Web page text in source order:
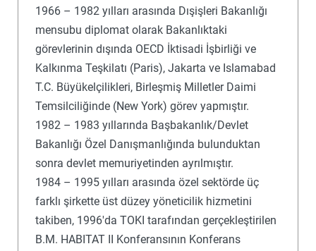
1966 – 1982 yılları arasında Dışişleri Bakanlığı
mensubu diplomat olarak Bakanlıktaki
görevlerinin dışında OECD İktisadi İşbirliği ve
Kalkınma Teşkilatı (Paris), Jakarta ve Islamabad
T.C. Büyükelçilikleri, Birleşmiş Milletler Daimi
Temsilciliğinde (New York) görev yapmıştır.
1982 – 1983 yıllarında Başbakanlık/Devlet
Bakanlığı Özel Danışmanlığında bulunduktan
sonra devlet memuriyetinden ayrılmıştır.
1984 – 1995 yılları arasında özel sektörde üç
farklı şirkette üst düzey yöneticilik hizmetini
takiben, 1996'da TOKI tarafından gerçekleştirilen
B.M. HABITAT II Konferansının Konferans